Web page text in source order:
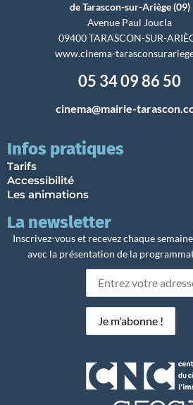
de Tarascon-sur-Ariège (09)
Avenue Paul Joucla
09400 TARASCON-SUR-
www.cinema-
05 34 09 86 50
cinema@mairie-
Infos pratiques
Tarifs
Accessibilité
Les animations
La newsletter
Inscrivez-vous et recevez chaque
avec la présentation de la